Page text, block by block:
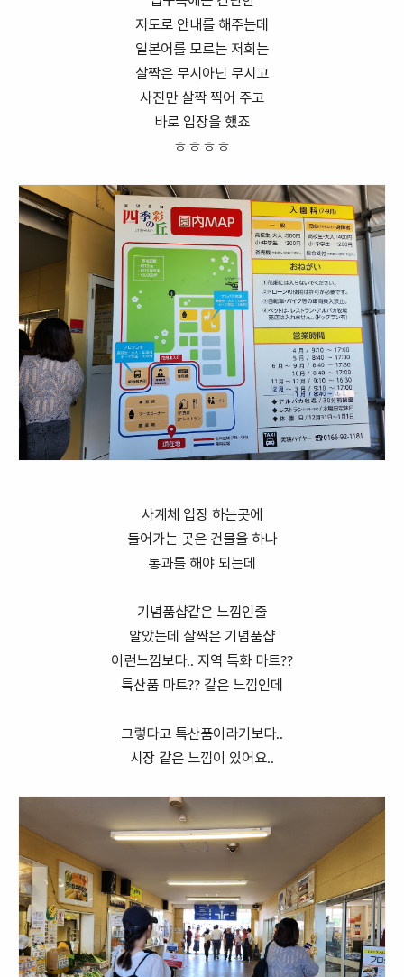
지도로 안내를 해주는데
일본어를 모르는 저희는
살짝은 무시아닌 무시고
사진만 살짝 찍어 주고
바로 입장을 했죠
ㅎㅎㅎㅎ
사계체 입장 하는곳에
들어가는 곳은 건물을 하나
통과를 해야 되는데
기념품샵같은 느낌인줄
알았는데 살짝은 기념품샵
이런느낌보다.. 지역 특화 마트??
특산품 마트?? 같은 느낌인데
그렇다고 특산품이라기보다..
시장 같은 느낌이 있어요..